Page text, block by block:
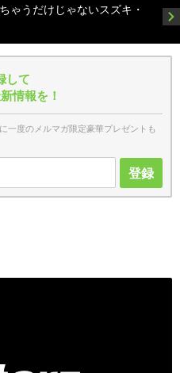
ゃうだけじゃないスズキ・
して
情報を！
一度のメルマガ限定豪華プレゼントも
登録